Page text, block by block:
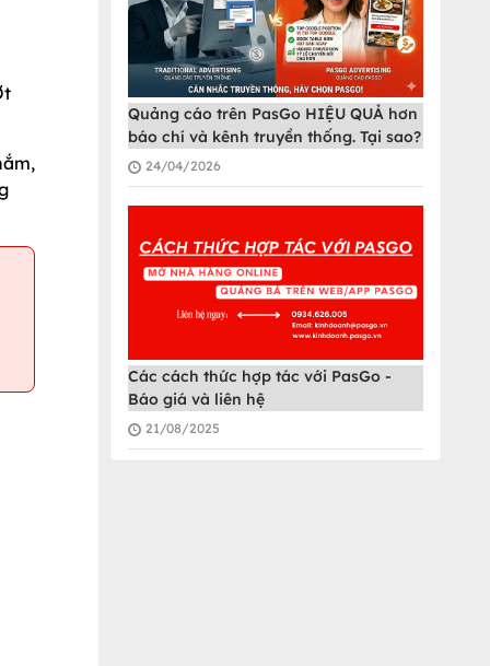
Quảng cáo trên PasGo HIỆU QUẢ hơn
báo chí và kênh truyền thống. Tại sao?
24/04/2026
Các cách thức hợp tác với PasGo -
Báo giá và liên hệ
21/08/2025